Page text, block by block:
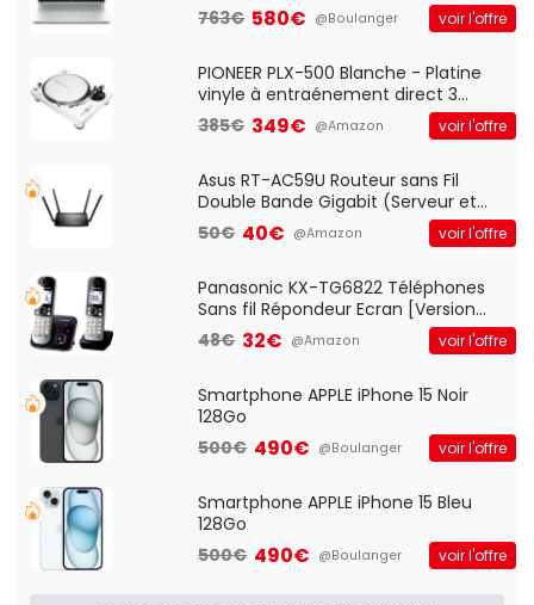
Optique Filaire, Connexion USB Plug
And Play, Confortable, Taille
QWERTY UK - Noir
763€ 580€ @Boulanger voir l'offre
PIONEER PLX-500 Blanche - Platine
vinyle à entraénement direct 3
vitesses (33-45-78 trs/min) avec
pre-ampli intégré et port USB
385€ 349€ @Amazon voir l'offre
Asus RT-AC59U Routeur sans Fil
Double Bande Gigabit (Serveur et
Client VPN, Triple Vlan, Mode Point
d'accès et Bridge, contrôle Parental,
50€ 40€ @Amazon voir l'offre
Panasonic KX-TG6822 Téléphones
Sans fil Répondeur Ecran [Version
Française]
48€ 32€ @Amazon voir l'offre
Smartphone APPLE iPhone 15 Noir
128Go
500€ 490€ @Boulanger voir l'offre
Smartphone APPLE iPhone 15 Bleu
128Go
500€ 490€ @Boulanger voir l'offre